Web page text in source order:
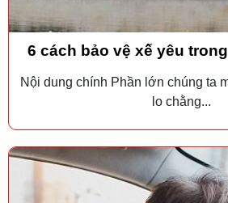
6 cách bảo vệ xế yêu
Nội dung chính Phần lớn chúng ta
lo chằng...